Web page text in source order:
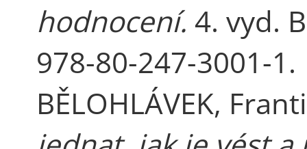
hodnocení. 4. vyd.
978-80-247-3001-1.
BĚLOHLÁVEK,